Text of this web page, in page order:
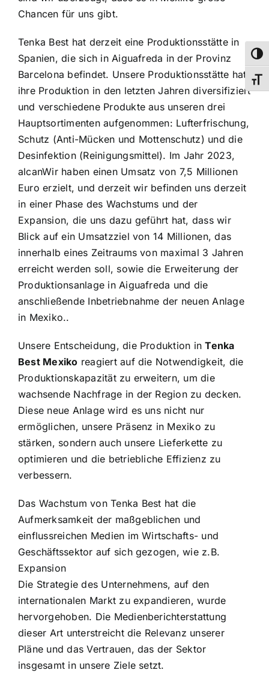
Chancen für uns gibt.
Tenka Best hat derzeit eine Produktionsstätte in
Spanien, die sich in Aiguafreda in der Provinz
Barcelona befindet. Unsere Produktionsstätte hat
ihre Produktion in den letzten Jahren diversifiziert
und verschiedene Produkte aus unseren drei
Hauptsortimenten aufgenommen: Lufterfrischung,
Schutz (Anti-Mücken und Mottenschutz) unddie
Desinfektion (Reinigungsmittel). Im Jahr 2023,
alcanWir haben einen Umsatz von 7,5 Millionen
Euro erzielt, und derzeit wir befinden uns derzeit
in einer Phase des Wachstums und der
Expansion, die uns dazu geführt hat, dass wir
Blick auf ein Umsatzziel von 14 Millionen, das
innerhalb eines Zeitraums von maximal 3 Jahren
erreicht werden soll, sowie die Erweiterung der
Produktionsanlage in Aiguafreda und die
anschließende Inbetriebnahme der neuen Anlage
in Mexiko..
Unsere Entscheidung, die Produktion inTenka
Best Mexiko reagiert auf die Notwendigkeit, die
Produktionskapazität zu erweitern, um die
wachsende Nachfrage in der Region zu decken.
Diese neue Anlage wird es uns nicht nur
ermöglichen, unsere Präsenz in Mexiko zu
stärken, sondern auch unsere Lieferkette zu
optimieren und die betriebliche Effizienz zu
verbessern.
Das Wachstum von Tenka Best hat die
Aufmerksamkeit der maßgeblichen und
einflussreichen Medien im Wirtschafts- und
Geschäftssektor auf sich gezogen, wie z.B.
Expansion
Die Strategie des Unternehmens, auf den
internationalen Markt zu expandieren, wurde
hervorgehoben. Die Medienberichterstattung
dieser Art unterstreicht die Relevanz unserer
Pläne und das Vertrauen, das der Sektor
insgesamt in unsere Ziele setzt.